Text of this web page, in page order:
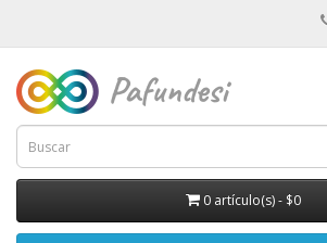
0 artículo(s) - $0